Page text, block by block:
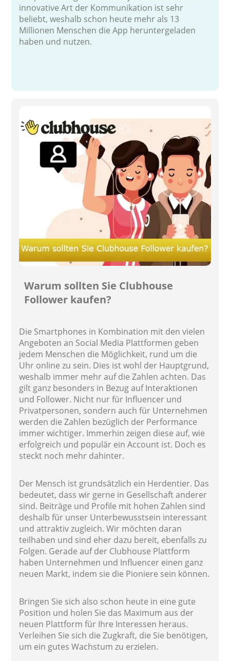
innovative Art der Kommunikation ist sehr
beliebt, weshalb schon heute mehr als 13
Millionen Menschen die App heruntergeladen
haben und nutzen.
Warum sollten Sie Clubhouse
Follower kaufen?
Die Smartphones in Kombination mit den vielen
Angeboten an Social Media Plattformen geben
jedem Menschen die Möglichkeit, rund um die
Uhr online zu sein. Dies ist wohl der Hauptgrund,
weshalb immer mehr auf die Zahlen achten. Das
gilt ganz besonders in Bezug auf Interaktionen
und Follower. Nicht nur für Influencer und
Privatpersonen, sondern auch für Unternehmen
werden die Zahlen bezüglich der Performance
immer wichtiger. Immerhin zeigen diese auf, wie
erfolgreich und populär ein Account ist. Doch es
steckt noch mehr dahinter.
Der Mensch ist grundsätzlich ein Herdentier. Das
bedeutet, dass wir gerne in Gesellschaft anderer
sind. Beiträge und Profile mit hohen Zahlen sind
deshalb für unser Unterbewusstsein interessant
und attraktiv zugleich. Wir möchten daran
teilhaben und sind eher dazu bereit, ebenfalls zu
Folgen. Gerade auf der Clubhouse Plattform
haben Unternehmen und Influencer einen ganz
neuen Markt, indem sie die Pioniere sein können.
Bringen Sie sich also schon heute in eine gute
Position und holen Sie das Maximum aus der
neuen Plattform für Ihre Interessen heraus.
Verleihen Sie sich die Zugkraft, die Sie benötigen,
um ein gutes Wachstum zu erzielen.